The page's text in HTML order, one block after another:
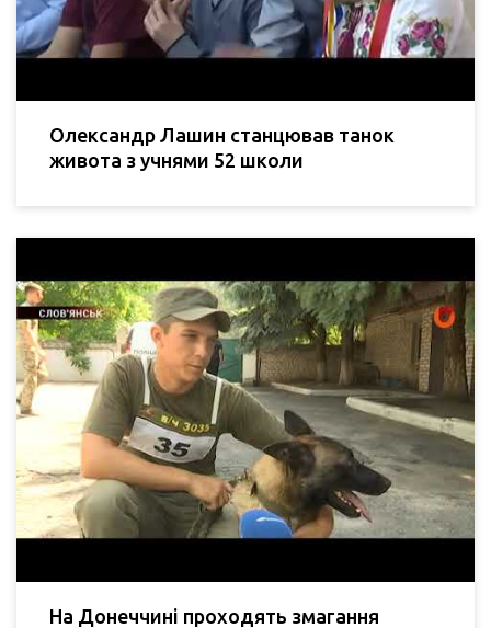
Олександр Лашин станцював танок
живота з учнями 52 школи
На Донеччині проходять змагання